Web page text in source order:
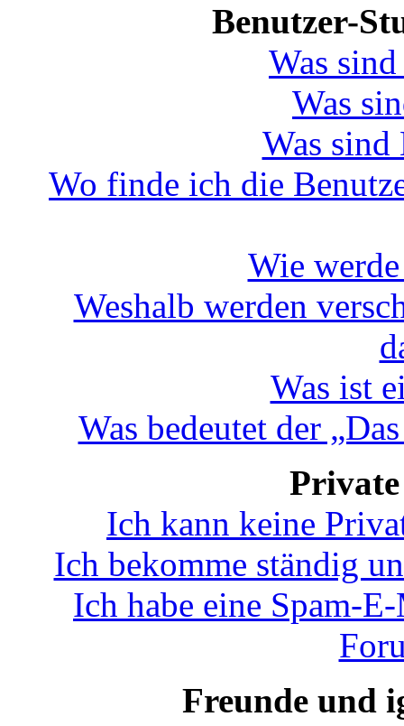
Benutzer-
Was
Was
Was sind
Wo finde ich die
Wie
Weshalb werden
Was ist
Was bedeutet der
Ich kann keine
Ich bekomme ständig
Ich habe eine Spam-
Freunde und